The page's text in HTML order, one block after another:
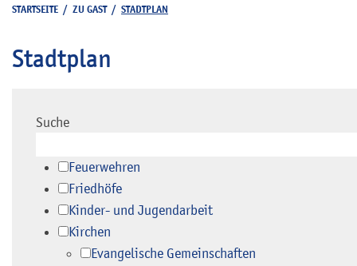
STARTSEITE / ZU GAST/ STADTPLAN
Stadtplan
Suche
Feuerwehren
Friedhöfe
Kinder- und Jugendarbeit
Kirchen
Evangelische Gemeinschaften